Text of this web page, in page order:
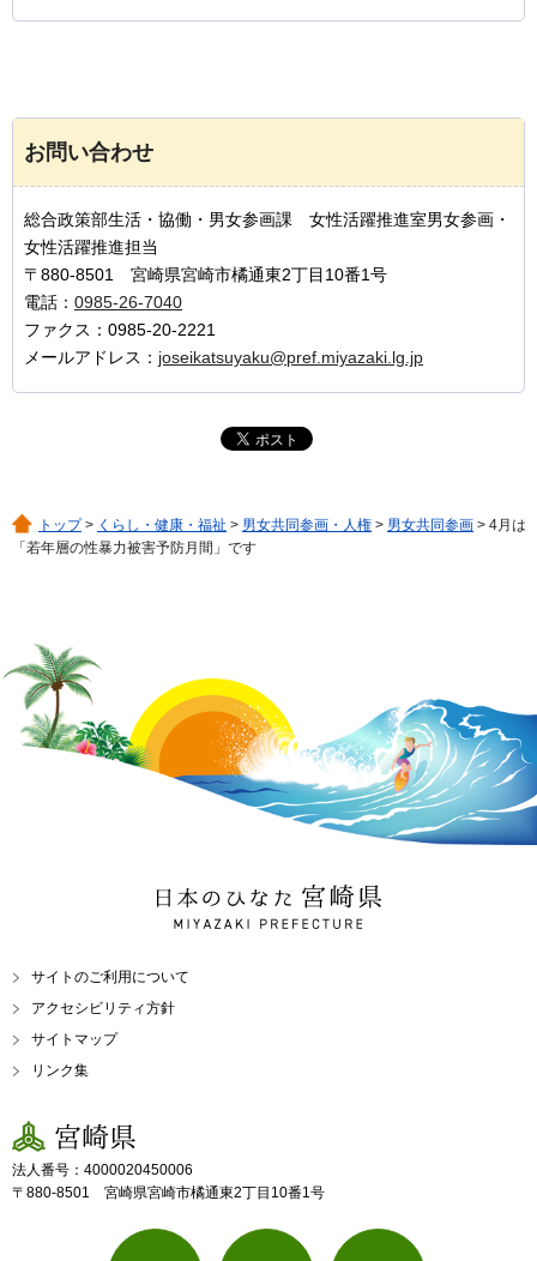
お問い合わせ
総合政策部生活・協働・男女参画課 女性活躍推進室男女参画・
女性活躍推進担当
〒880-8501 宮崎県宮崎市橘通東2丁目10番1号
電話： 0985-26-7040
ファクス：0985-20-2221
メールアドレス： joseikatsuyaku@pref.miyazaki.lg.jp
トップ> くらし・健康・福祉 > 男女共同参画・人権 > 男女共同参画 > 4月は
「若年層の性暴力被害予防月間」です
日本のひなた 宮崎県
MIYAZAKI PREFECTURE
サイトのご利用について
アクセシビリティ方針
サイトマップ
リンク集
宮崎県
法人番号：4000020450006
〒880-8501 宮崎県宮崎市橘通東2丁目10番1号